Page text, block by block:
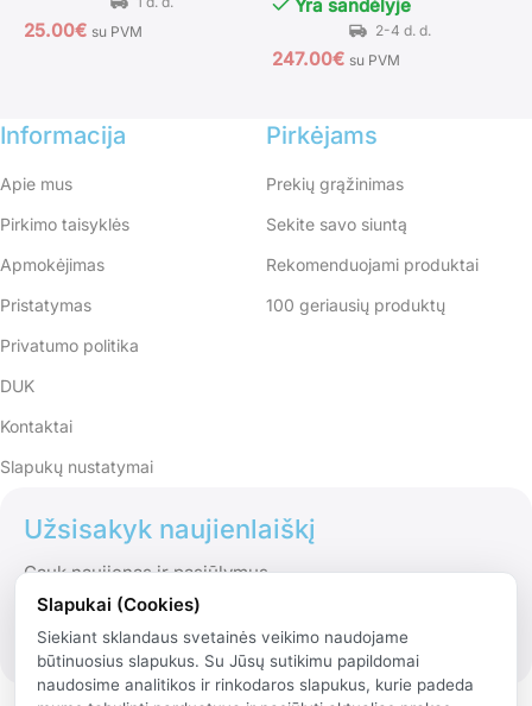
25.00€ su PVM
Yra sandėlyje
247.00€ su PVM
Informacija
Apie mus
Pirkimo taisyklės
Apmokėjimas
Pristatymas
Privatumo politika
DUK
Kontaktai
Slapukų nustatymai
Pirkėjams
Prekių grąžinimas
Sekite savo siuntą
Rekomenduojami produktai
100 geriausių produktų
Užsisakyk naujienlaiškį
Gauk naujienas ir pasiūlymus
Slapukai (Cookies)
Siekiant sklandaus svetainės veikimo naudojame
būtinuosius slapukus. Su Jūsų sutikimu papildomai
naudosime analitikos ir rinkodaros slapukus, kurie padeda